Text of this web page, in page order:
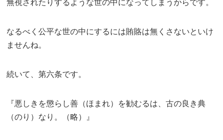
無視されたりするような世の中になってしまうからです。
なるべく公平な世の中にするには賄賂は無くさないといけ
ませんね。
続いて、第六条です。
『悪しきを懲らし善（ほまれ）を勧むるは、古の良き典
（のり）なり。（略）』